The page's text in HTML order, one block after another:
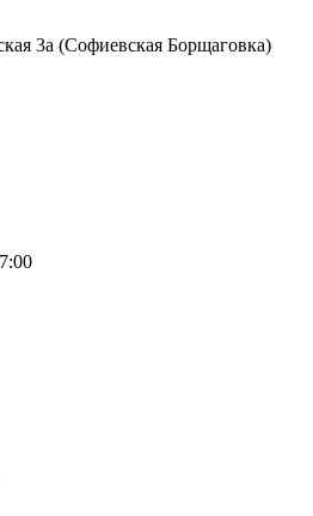
3а (Софиевская Борщаговка)